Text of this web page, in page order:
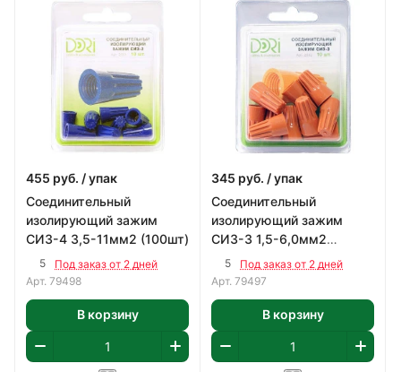
455 руб. / упак
Соединительный
изолирующий зажим
СИЗ-4 3,5-11мм2 (100шт)
5
Под заказ от 2 дней
Арт. 79498
В корзину
345 руб. / упак
Соединительный
изолирующий зажим
СИЗ-3 1,5-6,0мм2
(100шт)
5
Под заказ от 2 дней
Арт. 79497
В корзину